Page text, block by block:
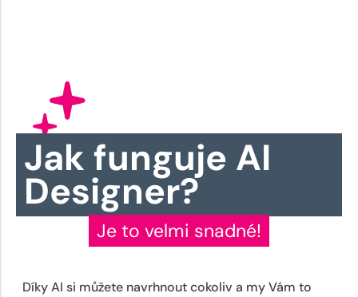
Jak funguje AI
Designer?
Je to velmi snadné!
Díky AI si můžete navrhnout cokoliv a my Vám to